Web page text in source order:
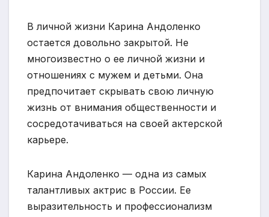
В личной жизни Карина Андоленко
остается довольно закрытой. Не
многоизвестно о ее личной жизни и
отношениях с мужем и детьми. Она
предпочитает скрывать свою личную
жизнь от внимания общественности и
сосредотачиваться на своей актерской
карьере.
Карина Андоленко — одна из самых
талантливых актрис в России. Ее
выразительность и профессионализм